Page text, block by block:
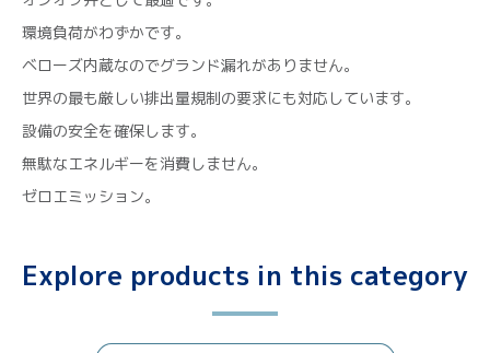
環境負荷がわずかです。
ベローズ内蔵なのでグランド漏れがありません。
世界の最も厳しい排出量規制の要求にも対応しています。
設備の安全を確保します。
無駄なエネルギーを消費しません。
ゼロエミッション。
Explore products in this category